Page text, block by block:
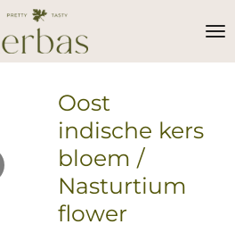
Oost
indische kers
bloem /
Nasturtium
flower